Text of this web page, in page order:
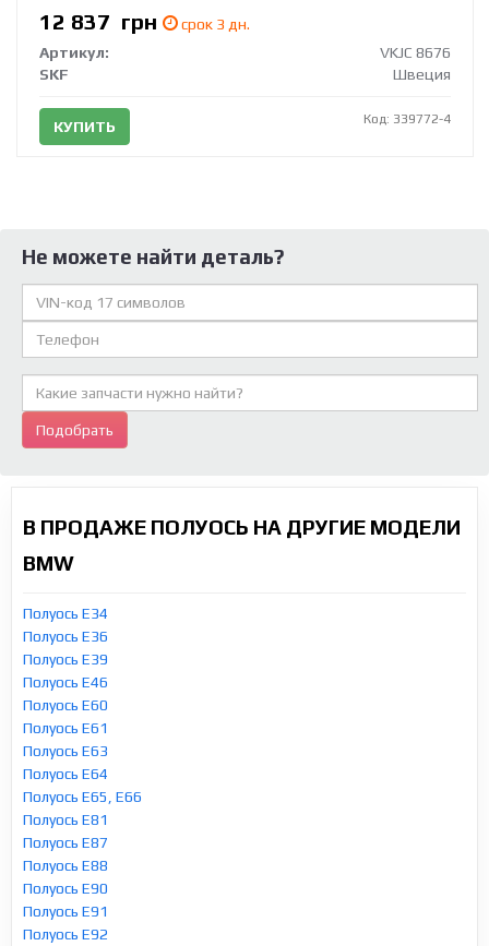
12 837 грн
срок 3 дн.
Артикул:
VKJC 8676
SKF
Швеция
КУПИТЬ Код: 339772-4
Не можете найти деталь?
Подобрать
В ПРОДАЖЕ ПОЛУОСЬ НА ДРУГИЕ МОДЕЛИ
BMW
Полуось E34
Полуось E36
Полуось E39
Полуось E46
Полуось E60
Полуось E61
Полуось E63
Полуось E64
Полуось E65, E66
Полуось E81
Полуось E87
Полуось E88
Полуось E90
Полуось E91
Полуось E92